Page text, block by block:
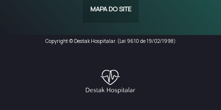
MAPA DO SITE
Copyright © Destak Hospitalar. (Lei 9610 de 19/02/1998)